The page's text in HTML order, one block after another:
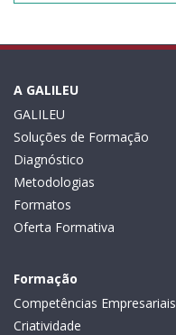
A GALILEU
GALILEU
Soluções de Formação
Diagnóstico
Metodologias
Formatos
Oferta Formativa
Formação
Competências Empresariais
Criatividade